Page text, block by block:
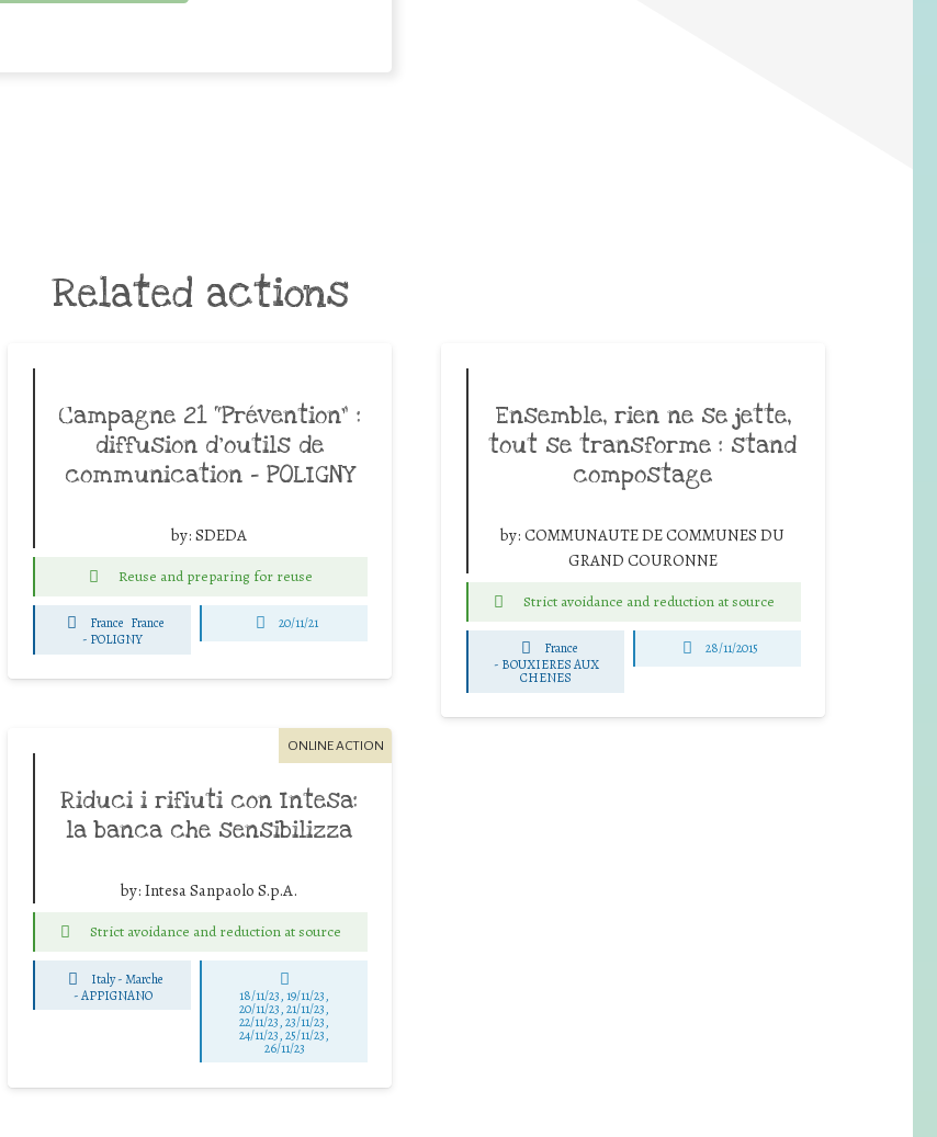
Related actions
Campagne 21 “Prévention” :
diffusion d’outils de
communication – POLIGNY
by: SDEDA
Reuse and preparing for reuse
France France
- POLIGNY
20/11/21
Ensemble, rien ne se jette,
tout se transforme : stand
compostage
by: COMMUNAUTE DE COMMUNES DU
GRAND COURONNE
Strict avoidance and reduction at source
France
- BOUXIERES AUX
CHENES
28/11/2015
ONLINE ACTION
Riduci i rifiuti con Intesa:
la banca che sensibilizza
by: Intesa Sanpaolo S.p.A.
Strict avoidance and reduction at source
Italy - Marche
-APPIGNANO 18/11/23, 19/11/23,
20/11/23, 21/11/23,
22/11/23, 23/11/23,
24/11/23, 25/11/23,
26/11/23